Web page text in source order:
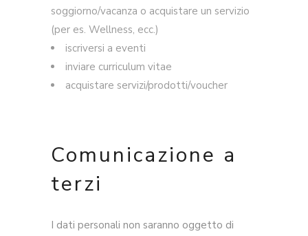
soggiorno/vacanza o acquistare un servizio
(per es. Wellness, ecc.)
iscriversi a eventi
inviare curriculum vitae
acquistare servizi/prodotti/voucher
Comunicazione a
terzi
I dati personali non saranno oggetto di